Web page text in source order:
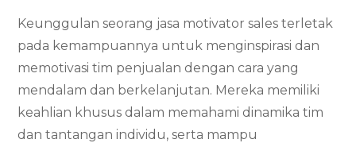
Keunggulan seorang jasa motivator sales terletak
pada kemampuannya untuk menginspirasi dan
memotivasi tim penjualan dengan cara yang
mendalam dan berkelanjutan. Mereka memiliki
keahlian khusus dalam memahami dinamika tim
dan tantangan individu, serta mampu